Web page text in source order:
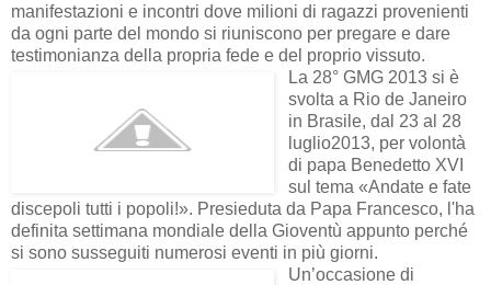
manifestazioni e incontri dove milioni di ragazzi provenienti
da ogni parte del mondo si riuniscono per pregare e dare
testimonianza della propria fede e del proprio vissuto.
La 28° GMG 2013 si è
svolta a Rio de Janeiro
in Brasile, dal 23 al 28
luglio2013, per volontà
di papa Benedetto XVI
sul tema «Andate e fate
discepoli tutti i popoli!». Presieduta da Papa Francesco, l'ha
definita settimana mondiale della Gioventù appunto perché
si sono susseguiti numerosi eventi in più giorni.
Un’occasione di